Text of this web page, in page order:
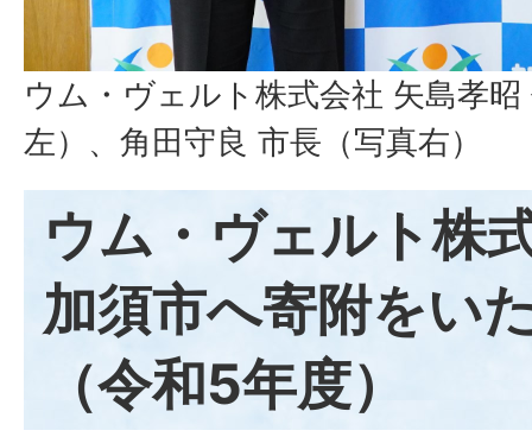
ウム・ヴェルト株式会社 矢島孝
左）、角田守良 市長（写真右）
ウム・ヴェルト株
加須市へ寄附をい
（令和5年度）